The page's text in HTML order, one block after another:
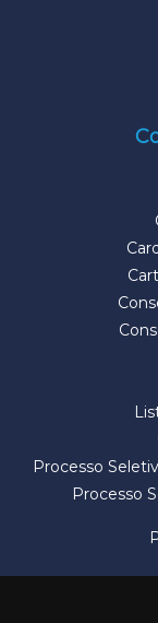
Processo
Processo